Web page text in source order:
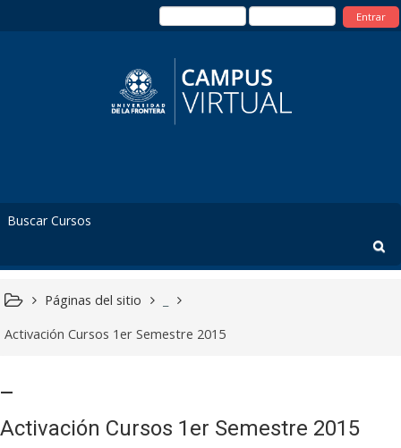
Entrar
Páginas del sitio
Activación Cursos 1er Semestre 2015
Activación Cursos 1er Semestre 2015